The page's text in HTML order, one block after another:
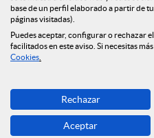
Canal
Banca
© Grupo Caja
base de un perfil elaborado a partir de
páginas visitadas).
Puedes aceptar, configurar o rechazar
facilitados en este aviso. Si necesitas
Cookies
Rechazar
Aceptar